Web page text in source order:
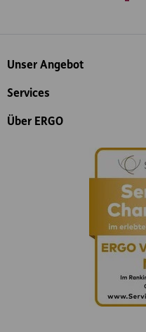
Inhaltsübersicht
Unser Angebot
Services
Über ERGO